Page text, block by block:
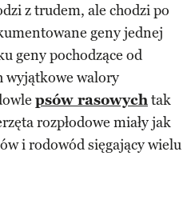
z trudem, ale chodzi po
geny jednej
geny pochodzące od
wyjątkowe walory
psów rasowychtak
rozpłodowe miały jak
i rodowód sięgający wielu